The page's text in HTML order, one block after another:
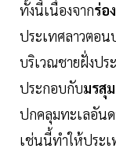
ทั้งนี้่เนื่องจากร่อ
ประเทศลาวตอน
บริเวณชายฝั่งปร
ประกอบกับมรสุ
ปกคลุมทะเลอัน
เช่นนี้ทำให้ประเ